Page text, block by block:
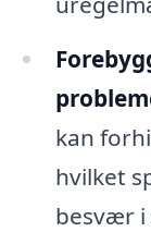
kan
hvilket
besvær i